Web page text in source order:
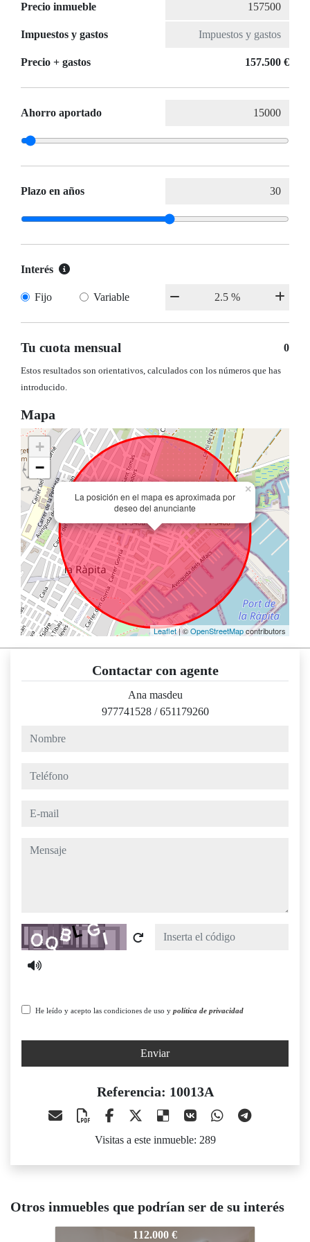
Precio inmueble
Impuestos y gastos
Precio + gastos 157.500 €
Ahorro aportado
Plazo en años
Interés
Fijo Variable
Tu cuota mensual 0
Estos resultados son orientativos, calculados con los números que has
introducido.
Mapa
La posición en el mapa es aproximada por
deseo del anunciante
×
+
−
Leaflet| ©OpenStreetMapcontributors
Contactar con agente
Ana masdeu
977741528 /651179260
nombre
teléfono
e-mail
mensaje
Captcha
He leído y acepto las condiciones de uso y política de privacidad
Enviar
Referencia: 10013A
Visitas a este inmueble: 289
Otros inmuebles que podrían ser de su interés
112.000 €
10013A